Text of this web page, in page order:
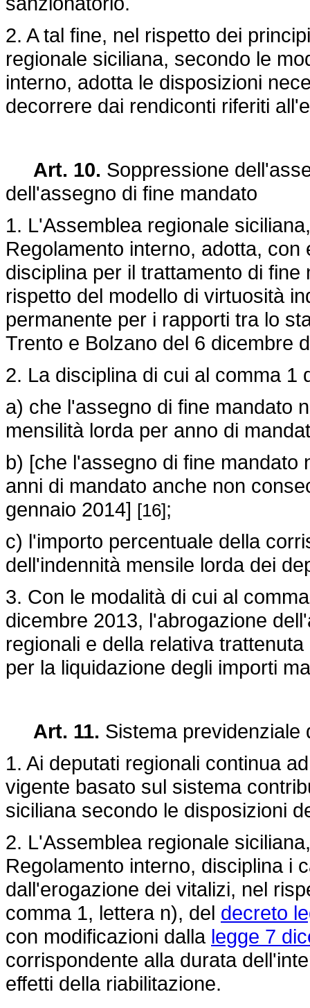
2. A tal fine, nel rispetto dei
regionale siciliana, secondo le
interno, adotta le disposizioni
decorrere dai rendiconti riferiti
Art. 10. Soppressione
dell'assegno di fine mandato
1. L'Assemblea regionale
Regolamento interno, adotta,
disciplina per il trattamento di
rispetto del modello di virtuosità
permanente per i rapporti tra lo
Trento e Bolzano del 6 dicembre
2. La disciplina di cui al comma 1
a) che l'assegno di fine mandato
mensilità lorda per anno di
b) [che l'assegno di fine
anni di mandato anche non
gennaio 2014] [16];
c) l'importo percentuale della
dell'indennità mensile lorda dei
3. Con le modalità di cui al
dicembre 2013, l'abrogazione
regionali e della relativa
per la liquidazione degli importi
Art. 11. Sistema previdenziale
1. Ai deputati regionali continua
vigente basato sul sistema
siciliana secondo le disposizioni
2. L'Assemblea regionale
Regolamento interno, disciplina i
dall'erogazione dei vitalizi, nel
comma 1, lettera n), del decreto
con modificazioni dalla legge 7
corrispondente alla durata
effetti della riabilitazione.